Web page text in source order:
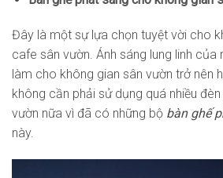
Đây là một sự lựa chọn tuyệt vời cho
cafe sân vườn. Ánh sáng lung linh của
làm cho không gian sân vườn trở nên
không cần phải sử dụng quá nhiều
vườn nữa vì đã có những bộ bàn ghế
này.